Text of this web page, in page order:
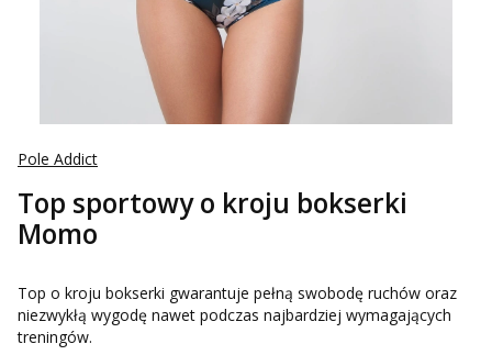
Pole Addict
Top sportowy o kroju bokserki
Momo
Top o kroju bokserki gwarantuje pełną swobodę ruchów oraz
niezwykłą wygodę nawet podczas najbardziej wymagających
treningów.